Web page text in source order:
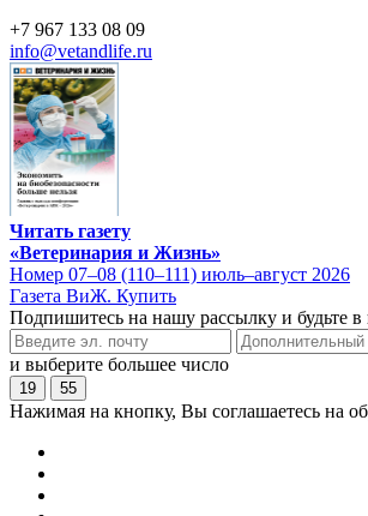
+7 967 133 08 09
info@vetandlife.ru
Читать газету
«Ветеринария и Жизнь»
Номер 07–08 (110–111) июль–август 2026
Газета ВиЖ. Купить
Подпишитесь на нашу рассылку и будьте в
и выберите большее число
19 55
Нажимая на кнопку, Вы соглашаетесь на